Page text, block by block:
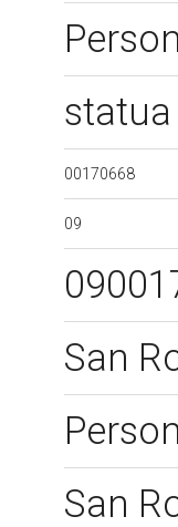
00170668
09
San
San